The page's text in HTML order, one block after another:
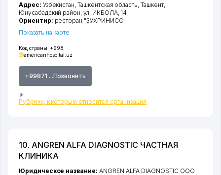
Код страны: +998
americanhospital.uz
+99871 ...Позвонить
Рубрики, к которым относится организация
Адрес: Узбекистан,Ташкентская область ,Ташкент,
Юнусабадский район ,ул. ИКБОЛА, 14
Ориентир: ресторан "ЗУХРИНИСО
Показать на карте
10. ANGREN ALFA DIAGNOSTIC ЧАСТНАЯ
КЛИНИКА
Юридическое название: ANGREN ALFA DIAGNOSTIC ООО